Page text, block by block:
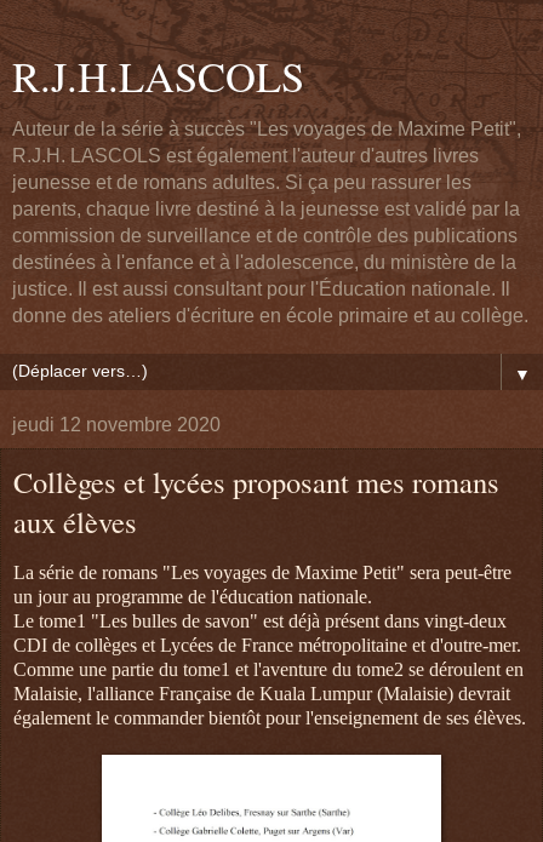
R.J.H.LASCOLS
Auteur de la série à succès "Les voyages de Maxime Petit",
R.J.H. LASCOLS est également l'auteur d'autres livres
jeunesse et de romans adultes. Si ça peu rassurer les
parents, chaque livre destiné à la jeunesse est validé par la
commission de surveillance et de contrôle des publications
destinées à l'enfance et à l'adolescence, du ministère de la
justice. Il est aussi consultant pour l'Éducation nationale. Il
donne des ateliers d'écriture en école primaire et au collège.
▼
jeudi 12 novembre 2020
Collèges et lycées proposant mes romans
aux élèves
La série de romans "Les voyages de Maxime Petit" sera peut-être
un jour au programme de l'éducation nationale.
Le tome1 "Les bulles de savon" est déjà présent dans vingt-deux
CDI de collèges et Lycées de France métropolitaine et d'outre-mer.
Comme une partie du tome1 et l'aventure du tome2 se déroulent en
Malaisie, l'alliance Française de Kuala Lumpur (Malaisie) devrait
également le commander bientôt pour l'enseignement de ses élèves.